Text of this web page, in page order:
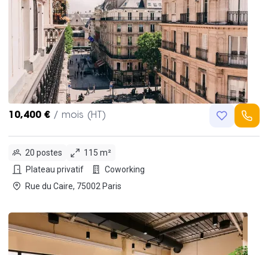
10,400 € / mois (HT)
20 postes
115 m²
Plateau privatif
Coworking
Rue du Caire, 75002 Paris